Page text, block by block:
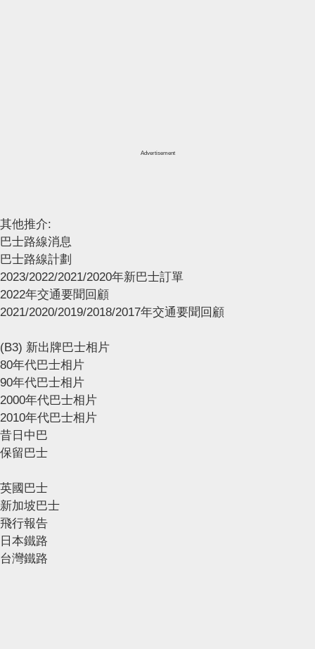
Advertisement
其他推介:
巴士路線消息
巴士路線計劃
2023/2022/2021/2020年新巴士訂單
2022年交通要聞回顧
2021/2020/2019/2018/2017年交通要聞回顧
(B3) 新出牌巴士相片
80年代巴士相片
90年代巴士相片
2000年代巴士相片
2010年代巴士相片
昔日中巴
保留巴士
英國巴士
新加坡巴士
飛行報告
日本鐵路
台灣鐵路